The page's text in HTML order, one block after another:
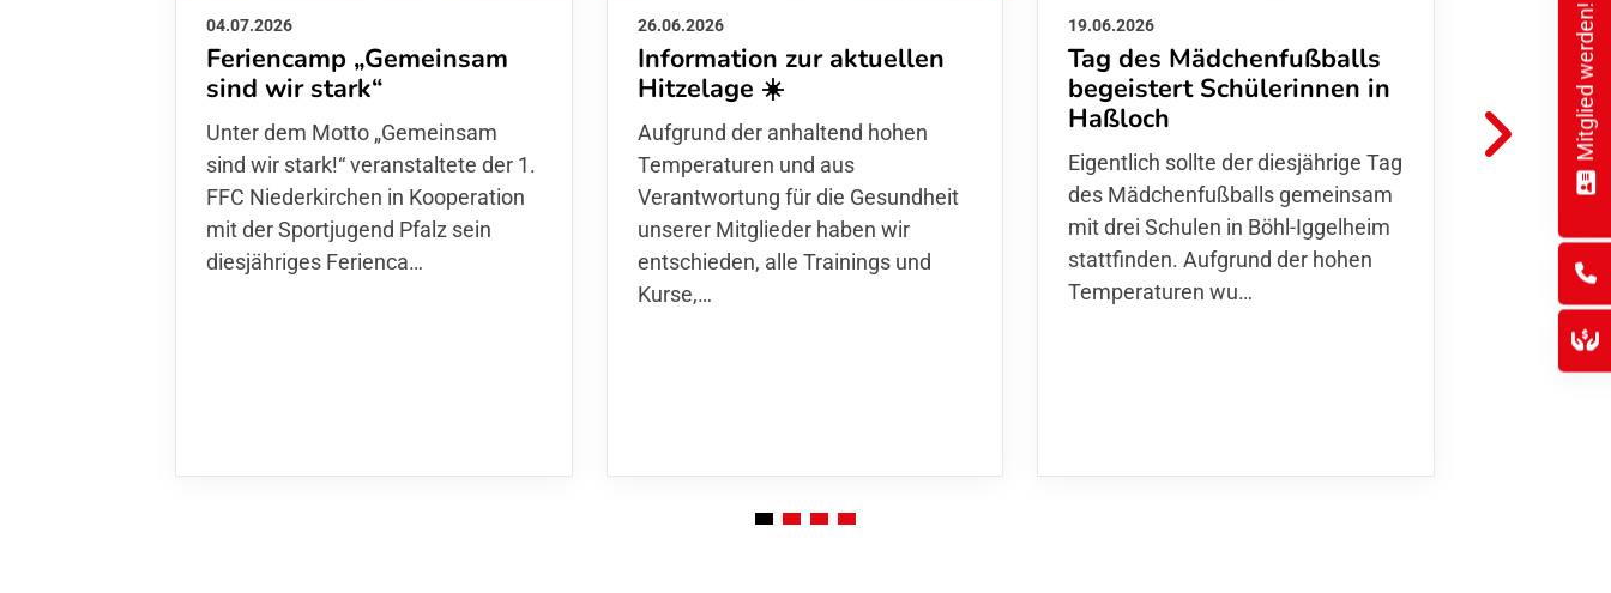
04.07.2026
Feriencamp „Gemeinsam
sind wir stark“
Unter dem Motto „Gemeinsam sind
wir stark!“ veranstaltete der 1. FFC
Niederkirchen in Kooperation mit
der Sportjugend Pfalz sein
diesjähriges Ferienca…
26.06.2026
Information zur aktuellen
Hitzelage ☀️
Aufgrund der anhaltend hohen
Temperaturen und aus
Verantwortung für die Gesundheit
unserer Mitglieder haben wir
entschieden, alle Trainings und
Kurse,…
19.06.2026
Tag des Mädchenfußballs
begeistert Schülerinnen in
Haßloch
Eigentlich sollte der diesjährige Tag
des Mädchenfußballs gemeinsam
mit drei Schulen in Böhl-Iggelheim
stattfinden. Aufgrund der hohen
Temperaturen wu…
01.06.2026
Danke
FFC
Hoffmann
Thomas
den
Mitglied werden!